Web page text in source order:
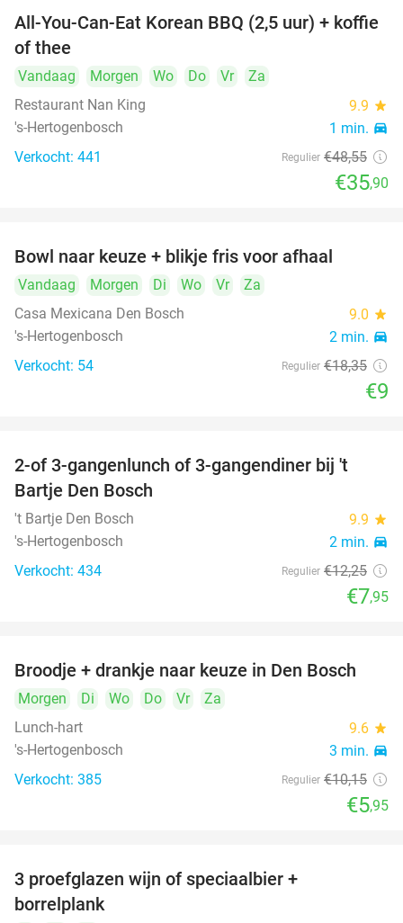
26%
All-You-Can-Eat Korean BBQ (2,5 uur) + koffie
of thee
Vandaag Morgen Wo Do Vr
Za
Restaurant Nan King
9.9 star
's-Hertogenbosch 1 min. directions_car
Verkocht: 441 Regulier €48,55
€35,90
Bowl naar keuze + blikje fris voor afhaal
Vandaag Morgen Di Wo Vr
Za
Casa Mexicana Den Bosch
9.0 star
's-Hertogenbosch 2 min. directions_car
Verkocht: 54 Regulier €18,35
€9
35%
2-of 3-gangenlunch of 3-gangendiner bij 't
Bartje Den Bosch
't Bartje Den Bosch 9.9 star
's-Hertogenbosch 2 min. directions_car
Verkocht: 434 Regulier €12,25
€7,95
41%
Broodje + drankje naar keuze in Den Bosch
Morgen Di Wo Do Vr
Za
Lunch-hart
9.6 star
's-Hertogenbosch 3 min. directions_car
Verkocht: 385 Regulier €10,15
€5,95
3 proefglazen wijn of speciaalbier +
borrelplank